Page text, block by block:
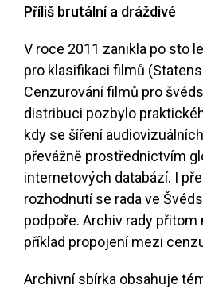
Příliš brutální a dráždivé
V roce 2011 zanikla po sto
pro klasifikaci filmů
Cenzurování filmů pro
distribuci pozbylo
kdy se šíření
převážně prostřednictvím
internetových databází. I
rozhodnutí se rada ve
podpoře. Archiv rady
příklad propojení mezi
Archivní sbírka obsahuje